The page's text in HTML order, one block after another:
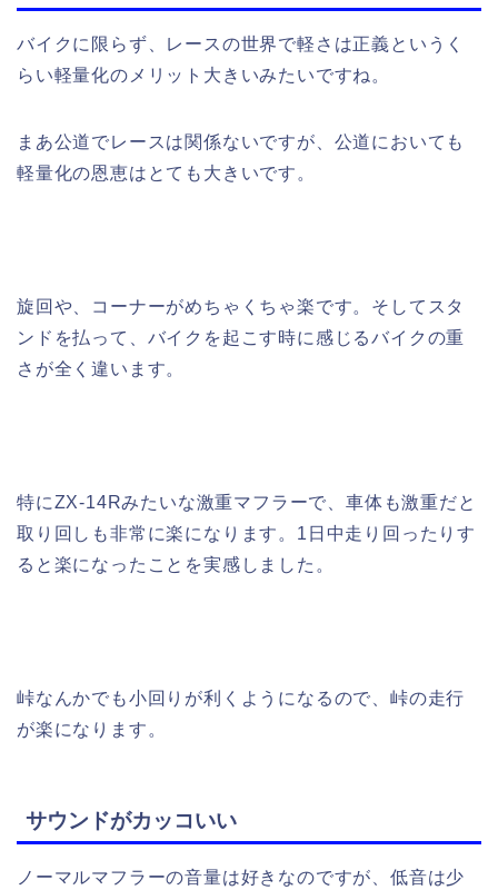
バイクに限らず、レースの世界で軽さは正義というく
らい軽量化のメリット大きいみたいですね。
まあ公道でレースは関係ないですが、公道においても
軽量化の恩恵はとても大きいです。
旋回や、コーナーがめちゃくちゃ楽です。そしてスタ
ンドを払って、バイクを起こす時に感じるバイクの重
さが全く違います。
特にZX-14Rみたいな激重マフラーで、車体も激重だと
取り回しも非常に楽になります。1日中走り回ったりす
ると楽になったことを実感しました。
峠なんかでも小回りが利くようになるので、峠の走行
が楽になります。
サウンドがカッコいい
ノーマルマフラーの音量は好きなのですが、低音は少